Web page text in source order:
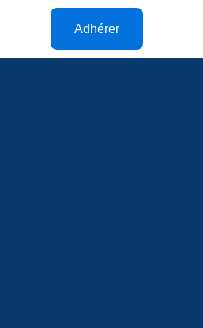
Adhérer